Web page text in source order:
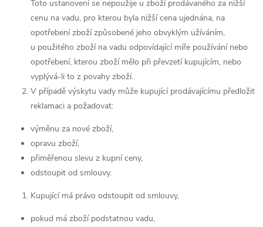
Toto ustanovení se nepoužije u zboží prodávaného za nižší
cenu na vadu, pro kterou byla nižší cena ujednána, na
opotřebení zboží způsobené jeho obvyklým užíváním,
u použitého zboží na vadu odpovídající míře používání nebo
opotřebení, kterou zboží mělo při převzetí kupujícím, nebo
vyplývá-li to z povahy zboží.
V případě výskytu vady může kupující prodávajícímu předložit
reklamaci a požadovat:
výměnu za nové zboží,
opravu zboží,
přiměřenou slevu z kupní ceny,
odstoupit od smlouvy.
Kupující má právo odstoupit od smlouvy,
pokud má zboží podstatnou vadu,